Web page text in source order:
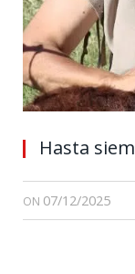
Hasta
ON 07/12/2025